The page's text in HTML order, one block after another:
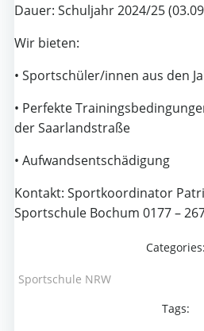
Dauer: Schuljahr 2024/25
Wir bieten:
• Sportschüler/innen aus den
• Perfekte
der Saarlandstraße
• Aufwandsentschädigung
Kontakt: Sportkoordinator
Sportschule Bochum 0177 –
Categories:
Sportschule NRW
Tags: